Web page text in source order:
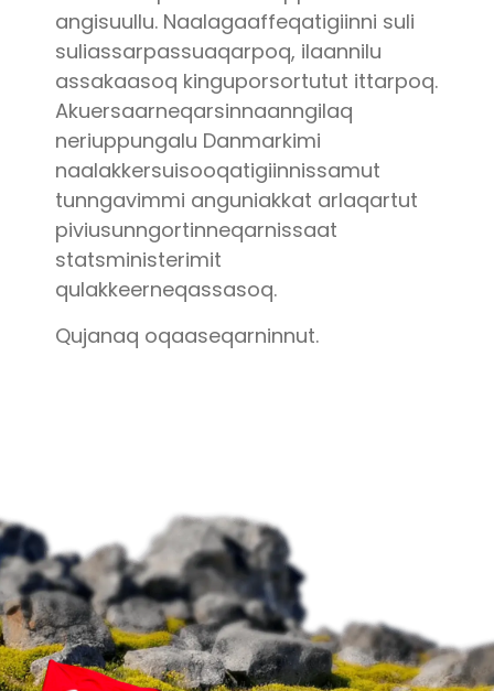
angisuullu. Naalagaaffeqatigiinni suli
suliassarpassuaqarpoq, ilaannilu
assakaasoq kinguporsortutut ittarpoq.
Akuersaarneqarsinnaanngilaq
neriuppungalu Danmarkimi
naalakkersuisooqatigiinnissamut
tunngavimmi anguniakkat arlaqartut
piviusunngortinneqarnissaat
statsministerimit
qulakkeerneqassasoq.
Qujanaq oqaaseqarninnut.